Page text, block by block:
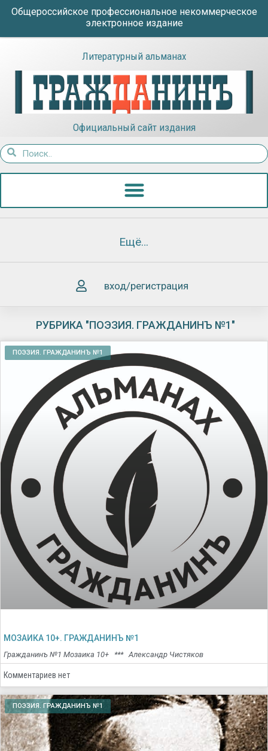
Общероссийское профессиональное некоммерческое
электронное издание
Литературный альманах
Официальный сайт издания
Ещё…
вход/регистрация
РУБРИКА "ПОЭЗИЯ. ГРАЖДАНИНЪ №1"
ПОЭЗИЯ. ГРАЖДАНИНЪ №1
МОЗАИКА 10+. ГРАЖДАНИНЪ №1
Гражданинъ №1 Мозаика 10+ *** Александр Чистяков
Комментариев нет
ПОЭЗИЯ. ГРАЖДАНИНЪ №1